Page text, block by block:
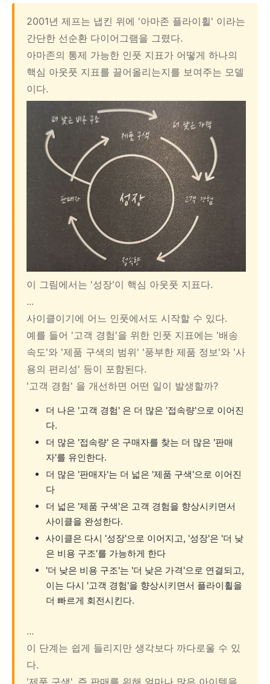
2001년 제프는 냅킨 위에 '아마존 플라이휠' 이라는
간단한 선순환 다이어그램을 그렸다.
아마존의 통제 가능한 인풋 지표가 어떻게 하나의
핵심 아웃풋 지표를 끌어올리는지를 보여주는 모델
이다.
이 그림에서는 '성장'이 핵심 아웃풋 지표다.
...
사이클이기에 어느 인풋에서도 시작할 수 있다.
예를 들어 '고객 경험'을 위한 인풋 지표에는 '배송
속도'와 '제품 구색의 범위' '풍부한 제품 정보'와 '사
용의 편리성' 등이 포함된다.
'고객 경험' 을 개선하면 어떤 일이 발생할까?
더 나은 '고객 경험' 은 더 많은 '접속량'으로 이어진
다.
더 많은 '접속량' 은 구매자를 찾는 더 많은 '판매
자'를 유인한다.
더 많은 '판매자'는 더 넓은 '제품 구색'으로 이어진
다
더 넓은 '제품 구색'은 고객 경험을 향상시키면서
사이클을 완성한다.
사이클은 다시 '성장'으로 이어지고, '성장'은 '더 낮
은 비용 구조'를 가능하게 한다
'더 낮은 비용 구조'는 '더 낮은 가격'으로 연결되고,
이는 다시 '고객 경험'을 향상시키면서 플라이휠을
더 빠르게 회전시킨다.
...
이 단계는 쉽게 들리지만 생각보다 까다로울 수 있
다.
'제품 구색', 즉 판매를 위해 얼마나 많은 아이템을